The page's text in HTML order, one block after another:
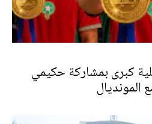
كبرى بمشاركة حكيمي
المونديال